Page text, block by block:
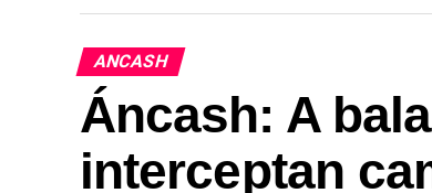
ANCASH
Áncash: A
interceptan